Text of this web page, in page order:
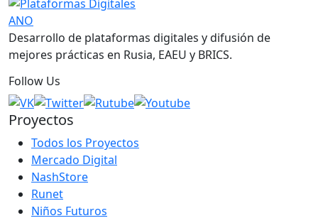
Desarrollo de plataformas digitales y difusión de
mejores prácticas en Rusia, EAEU y BRICS.
Follow Us
Proyectos
Todos los Proyectos
Mercado Digital
NashStore
Runet
Niños Futuros